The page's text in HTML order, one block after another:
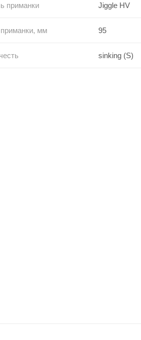
приманки Jiggle HV
мм 95
sinking (S)